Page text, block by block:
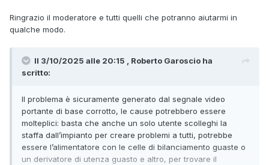
Ringrazio il moderatore e tutti quelli che potranno aiutarmi in
qualche modo.
Il 3/10/2025 alle 20:15 , Roberto Garoscio ha
scritto:
Il problema è sicuramente generato dal segnale video
portante di base corrotto, le cause potrebbero essere
molteplici: basta che anche un solo utente scolleghi la
staffa dall’impianto per creare problemi a tutti, potrebbe
essere l’alimentatore con le celle di bilanciamento guaste o
un derivatore di utenza guasto e altro, per trovare il